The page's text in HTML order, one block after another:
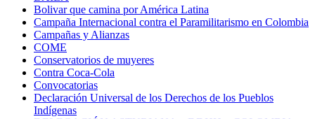
Bolivar que camina por América Latina
Campaña Internacional contra el Paramilitarismo en Colombia
Campañas y Alianzas
COME
Conservatorios de muyeres
Contra Coca-Cola
Convocatorias
Declaración Universal de los Derechos de los Pueblos
Indígenas